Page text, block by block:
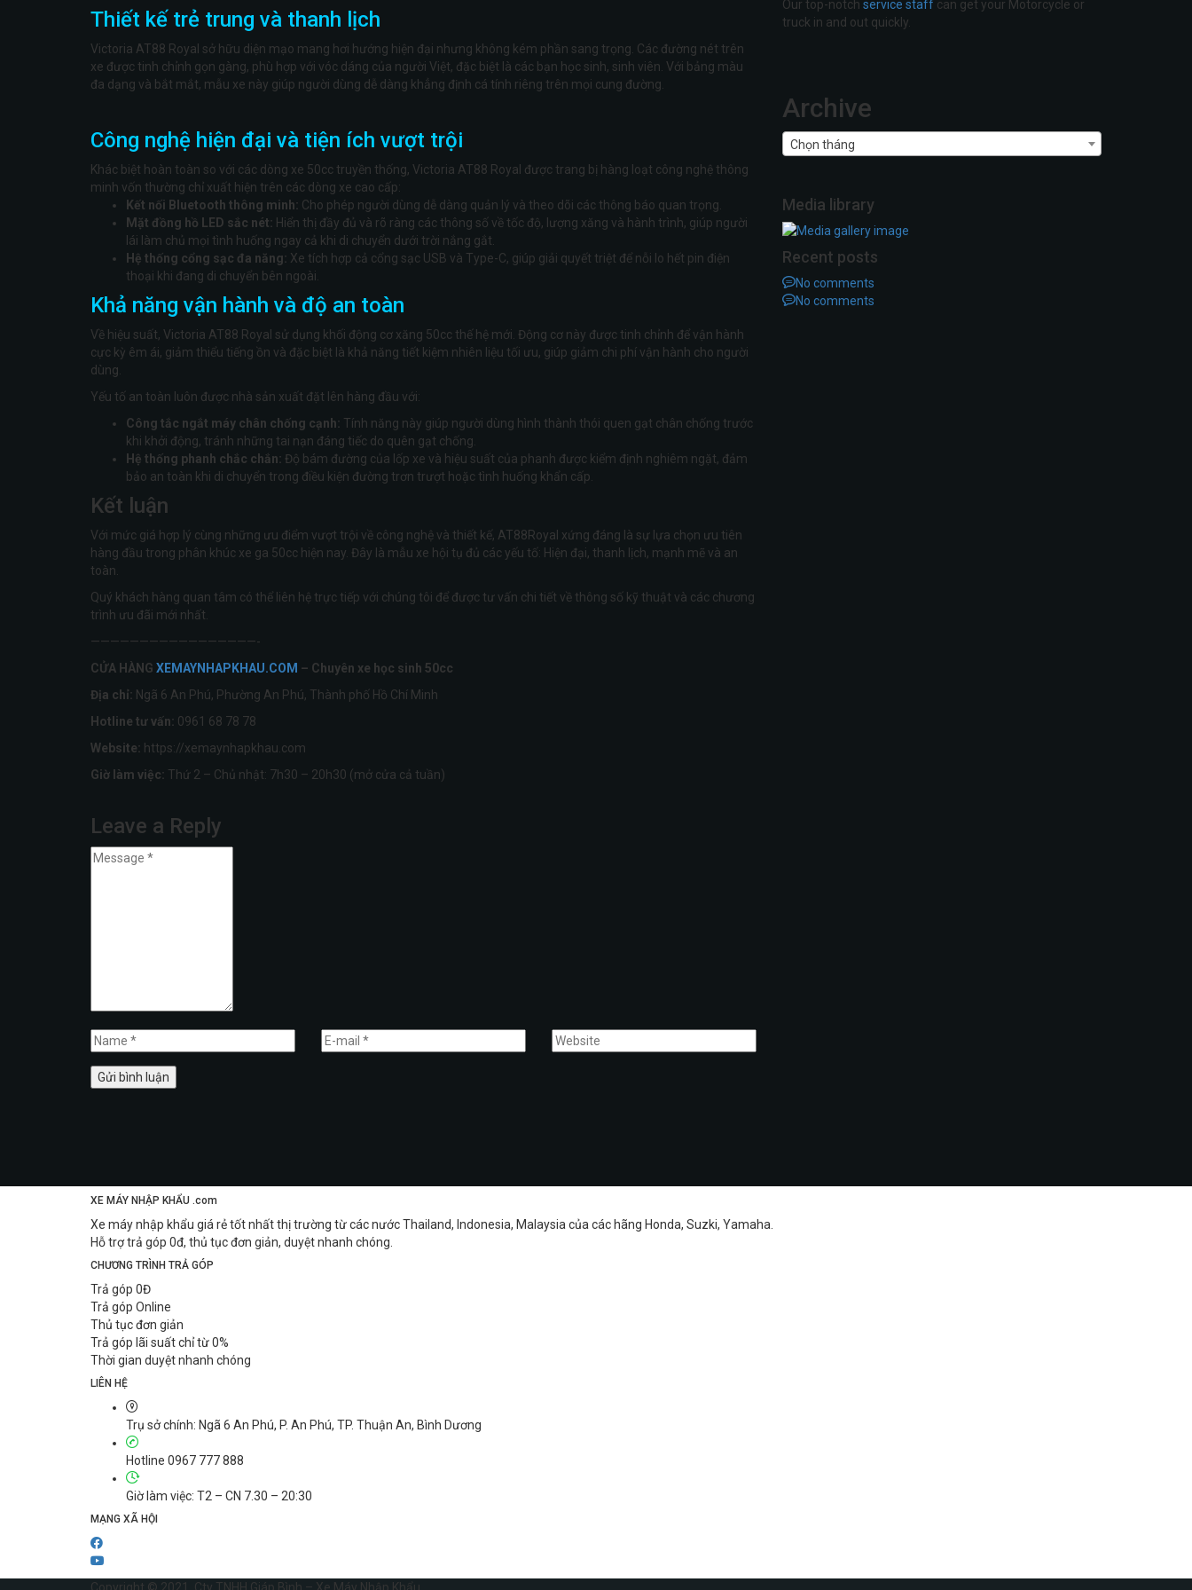
Thiết kế trẻ trung và thanh lịch
Victoria AT88 Royal sở hữu diện mạo mang hơi hướng hiện đại nhưng không kém phần sang trọng. Các đường nét trên
xe được tinh chỉnh gọn gàng, phù hợp với vóc dáng của người Việt, đặc biệt là các bạn học sinh, sinh viên. Với bảng màu
đa dạng và bắt mắt, mẫu xe này giúp người dùng dễ dàng khẳng định cá tính riêng trên mọi cung đường.
Công nghệ hiện đại và tiện ích vượt trội
Khác biệt hoàn toàn so với các dòng xe 50cc truyền thống, Victoria AT88 Royal được trang bị hàng loạt công nghệ thông
minh vốn thường chỉ xuất hiện trên các dòng xe cao cấp:
Kết nối Bluetooth thông minh: Cho phép người dùng dễ dàng quản lý và theo dõi các thông báo quan trọng.
Mặt đồng hồ LED sắc nét: Hiển thị đầy đủ và rõ ràng các thông số về tốc độ, lượng xăng và hành trình, giúp người
lái làm chủ mọi tình huống ngay cả khi di chuyển dưới trời nắng gắt.
Hệ thống cổng sạc đa năng: Xe tích hợp cả cổng sạc USB và Type-C, giúp giải quyết triệt để nỗi lo hết pin điện
thoại khi đang di chuyển bên ngoài.
Khả năng vận hành và độ an toàn
Về hiệu suất, Victoria AT88 Royal sử dụng khối động cơ xăng 50cc thế hệ mới. Động cơ này được tinh chỉnh để vận hành
cực kỳ êm ái, giảm thiểu tiếng ồn và đặc biệt là khả năng tiết kiệm nhiên liệu tối ưu, giúp giảm chi phí vận hành cho người
dùng.
Yếu tố an toàn luôn được nhà sản xuất đặt lên hàng đầu với:
Công tắc ngắt máy chân chống cạnh: Tính năng này giúp người dùng hình thành thói quen gạt chân chống trước
khi khởi động, tránh những tai nạn đáng tiếc do quên gạt chống.
Hệ thống phanh chắc chắn: Độ bám đường của lốp xe và hiệu suất của phanh được kiểm định nghiêm ngặt, đảm
bảo an toàn khi di chuyển trong điều kiện đường trơn trượt hoặc tình huống khẩn cấp.
Kết luận
Với mức giá hợp lý cùng những ưu điểm vượt trội về công nghệ và thiết kế, AT88Royal xứng đáng là sự lựa chọn ưu tiên
hàng đầu trong phân khúc xe ga 50cc hiện nay. Đây là mẫu xe hội tụ đủ các yếu tố: Hiện đại, thanh lịch, mạnh mẽ và an
toàn.
Quý khách hàng quan tâm có thể liên hệ trực tiếp với chúng tôi để được tư vấn chi tiết về thông số kỹ thuật và các chương
trình ưu đãi mới nhất.
—————————————————-
CỬA HÀNG XEMAYNHAPKHAU.COM – Chuyên xe học sinh 50cc
Địa chỉ: Ngã 6 An Phú, Phường An Phú, Thành phố Hồ Chí Minh
Hotline tư vấn: 0961 68 78 78
Website: https://xemaynhapkhau.com
Giờ làm việc: Thứ 2 – Chủ nhật: 7h30 – 20h30 (mở cửa cả tuần)
Leave a Reply
Our top-notch service staff can get your Motorcycle or
truck in and out quickly.
Archive
Archive
Chọn tháng
Media library
Recent posts
No comments
No comments
XE MÁY NHẬP KHẨU .com
Xe máy nhập khẩu giá rẻ tốt nhất thị trường từ các nước Thailand, Indonesia, Malaysia của các hãng Honda, Suzki, Yamaha.
Hỗ trợ trả góp 0đ, thủ tục đơn giản, duyệt nhanh chóng.
CHƯƠNG TRÌNH TRẢ GÓP
Trả góp 0Đ
Trả góp Online
Thủ tục đơn giản
Trả góp lãi suất chỉ từ 0%
Thời gian duyệt nhanh chóng
LIÊN HỆ
Trụ sở chính: Ngã 6 An Phú, P. An Phú, TP. Thuận An, Bình Dương
Hotline 0967 777 888
Giờ làm việc: T2 – CN 7.30 – 20:30
MẠNG XÃ HỘI